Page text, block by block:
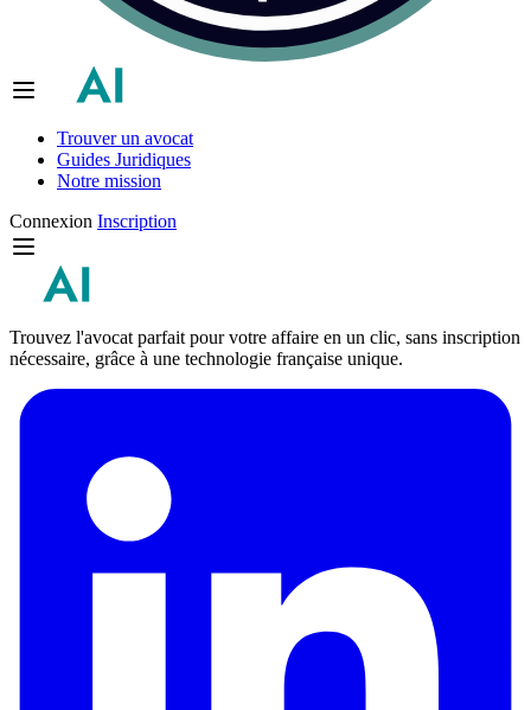
Trouver un avocat
Guides Juridiques
Notre mission
Connexion Inscription
Trouvez l'avocat parfait pour votre affaire en un clic, sans inscription
nécessaire, grâce à une technologie française unique.